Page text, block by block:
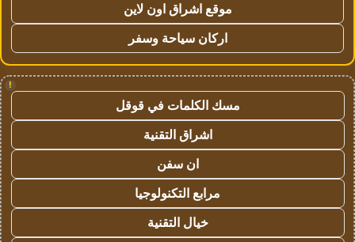
موقع اشراق اون لاين
اركان سياحة وسفر
!
مسك الكلمات في قوقل
اشراق التقنية
ان سفن
مرابع التكنولوجيا
خيال التقنية